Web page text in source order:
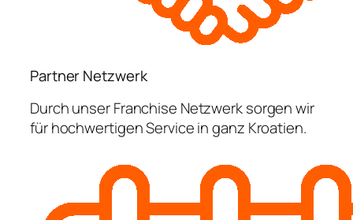
Partner Netzwerk
Durch unser Franchise Netzwerk sorgen wir
für hochwertigen Service in ganz Kroatien.